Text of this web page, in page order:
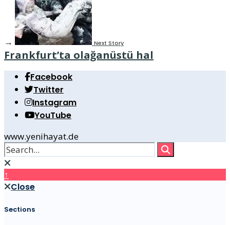
→ Next Story
Frankfurt’ta olağanüstü hal
Facebook
Twitter
Instagram
YouTube
www.yenihayat.de
↑
Close
Sections